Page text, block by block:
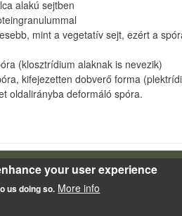
alakú sejtben
mint a vegetatív sejt, ezért a
(klosztrídium alaknak is nevezik)
kifejezetten dobverő forma
oldalirányba deformáló spóra.
your user experience
us doing so. More info